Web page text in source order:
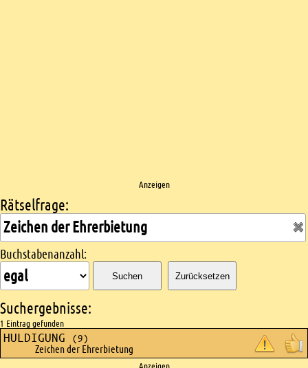
Anzeigen
Kreuzworträtsel suchen
Rätselfrage:
Buchstabenanzahl:
Suchen Zurücksetzen
Suchergebnisse:
1 Eintrag gefunden
HULDIGUNG (9)
Zeichen der Ehrerbietung